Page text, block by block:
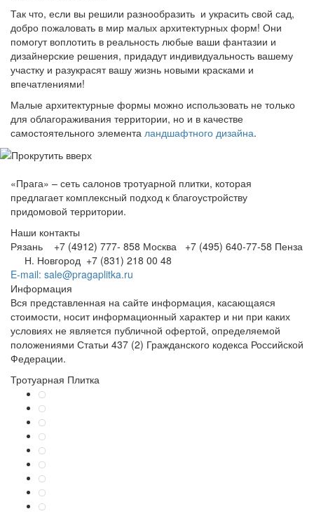
Так что, если вы решили разнообразить и украсить свой сад,
добро пожаловать в мир малых архитектурных форм! Они
помогут воплотить в реальность любые ваши фантазии и
дизайнерские решения, придадут индивидуальность вашему
участку и разукрасят вашу жизнь новыми красками и
впечатлениями!
Малые архитектурные формы можно использовать не только
для облагораживания территории, но и в качестве
самостоятельного элемента ландшафтного дизайна.
«Прага» – сеть салонов тротуарной плитки, которая
предлагает комплексный подход к благоустройству
придомовой территории.
Наши контакты
Рязань +7 (4912) 777- 858 Москва +7 (495) 640-77-58 Пенза
Н. Новгород +7 (831) 218 00 48
E-mail: sale@pragaplitka.ru
Информация
Вся представленная на сайте информация, касающаяся
стоимости, носит информационный характер и ни при каких
условиях не является публичной офертой, определяемой
положениями Статьи 437 (2) Гражданского кодекса Российской
Федерации.
Тротуарная Плитка